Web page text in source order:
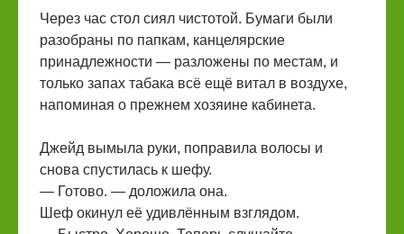
Через час стол сиял чистотой. Бумаги были
разобраны по папкам, канцелярские
принадлежности — разложены по местам, и
только запах табака всё ещё витал в воздухе,
напоминая о прежнем хозяине кабинета.
Джейд вымыла руки, поправила волосы и
снова спустилась к шефу.
— Готово. — доложила она.
Шеф окинул её удивлённым взглядом.